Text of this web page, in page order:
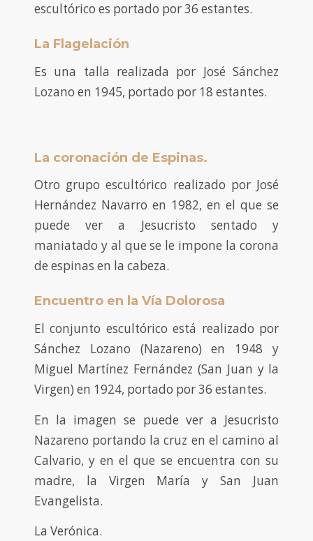
escultórico es portado por 36 estantes.
La Flagelación
Es una talla realizada por José Sánchez
Lozano en 1945, portado por 18 estantes.
La coronación de Espinas.
Otro grupo escultórico realizado por José
Hernández Navarro en 1982, en el que se
puede ver a Jesucristo sentado y
maniatado y al que se le impone la corona
de espinas en la cabeza.
Encuentro en la Vía Dolorosa
El conjunto escultórico está realizado por
Sánchez Lozano (Nazareno) en 1948 y
Miguel Martínez Fernández (San Juan y la
Virgen) en 1924, portado por 36 estantes.
En la imagen se puede ver a Jesucristo
Nazareno portando la cruz en el camino al
Calvario, y en el que se encuentra con su
madre, la Virgen María y San Juan
Evangelista.
La Verónica.